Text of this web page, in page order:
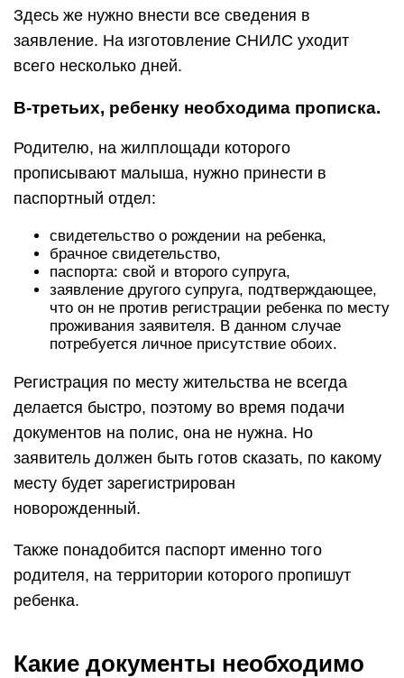
Здесь же нужно внести все сведения в
заявление. На изготовление СНИЛС уходит
всего несколько дней.
В-третьих, ребенку необходима прописка.
Родителю, на жилплощади которого
прописывают малыша, нужно принести в
паспортный отдел:
свидетельство о рождении на ребенка,
брачное свидетельство,
паспорта: свой и второго супруга,
заявление другого супруга, подтверждающее,
что он не против регистрации ребенка по месту
проживания заявителя. В данном случае
потребуется личное присутствие обоих.
Регистрация по месту жительства не всегда
делается быстро, поэтому во время подачи
документов на полис, она не нужна. Но
заявитель должен быть готов сказать, по какому
месту будет зарегистрирован
новорожденный.
Также понадобится паспорт именно того
родителя, на территории которого пропишут
ребенка.
Какие документы необходимо